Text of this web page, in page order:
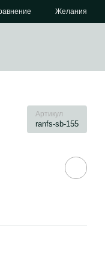
Желания
Артикул
ranfs-sb-155